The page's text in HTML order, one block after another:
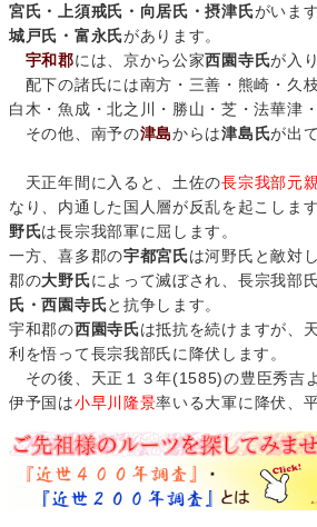
宮氏・上須戒氏・向居氏・摂津氏がいま
城戸氏・富永氏があります。
宇和郡には、京から公家西園寺氏が入
配下の諸氏には南方・三善・熊崎・久
白木・魚成・北之川・勝山・芝・法華津
その他、南予の津島からは津島氏が出
天正年間に入ると、土佐の長宗我部元
なり、内通した国人層が反乱を起こしま
野氏は長宗我部軍に屈します。
一方、喜多郡の宇都宮氏は河野氏と敵対
郡の大野氏によって滅ぼされ、長宗我部
氏・西園寺氏と抗争します。
宇和郡の西園寺氏は抵抗を続けますが、
利を悟って長宗我部氏に降伏します。
その後、天正１３年(1585)の豊臣秀吉
伊予国は小早川隆景率いる大軍に降伏、